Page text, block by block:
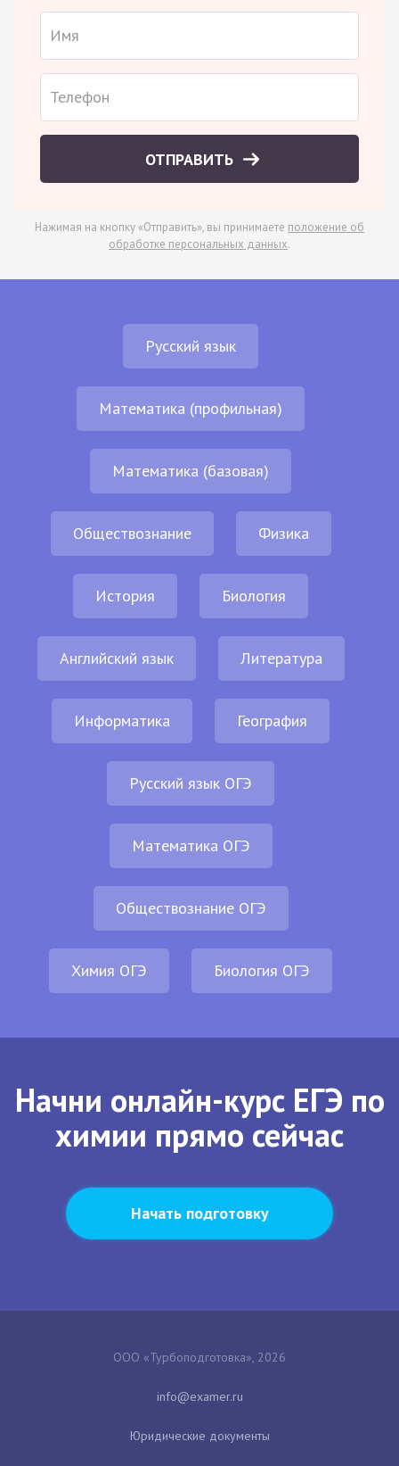
ОТПРАВИТЬ
Нажимая на кнопку «Отправить», вы принимаете положение об
обработке персональных данных.
Русский язык
Математика (профильная)
Математика (базовая)
Обществознание Физика
История Биология
Английский язык Литература
Информатика География
Русский язык ОГЭ
Математика ОГЭ
Обществознание ОГЭ
Химия ОГЭ Биология ОГЭ
Начни онлайн-курс ЕГЭ по
химии прямо сейчас
Начать подготовку
ООО «Турбоподготовка», 2026
Юридические документы